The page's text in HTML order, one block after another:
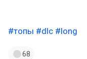
#топы #dlc #long
68